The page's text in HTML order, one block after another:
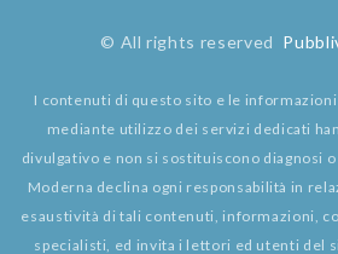
© All rights reserved
I contenuti di questo sito e le
mediante utilizzo dei servizi dedicati
divulgativo e non si sostituiscono diagnosi
Moderna declina ogni responsabilità in
esaustività di tali contenuti, informazioni,
specialisti, ed invita i lettori ed utenti del